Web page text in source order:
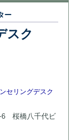
ー
スク
セリングデスク
6 桜橋八千代ビ